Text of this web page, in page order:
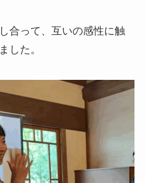
合って、互いの感性に触
した。